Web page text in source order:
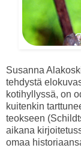
Susanna
tehdystä
kotihyllyssä, on
kuitenkin
teokseen
aikana
omaa